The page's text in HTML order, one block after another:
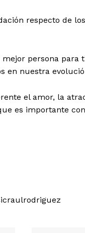
respecto de
persona para
en nuestra
el amor, la
es importante